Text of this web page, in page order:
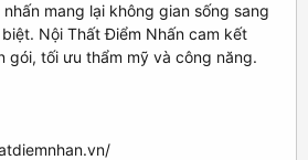
mang lại không gian sống sang
Nội Thất Điểm Nhấn cam kết
gói, tối ưu thẩm mỹ và công năng.